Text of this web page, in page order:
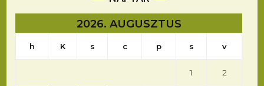
2026. AUGUSZTUS
h K s c p s v
1 2